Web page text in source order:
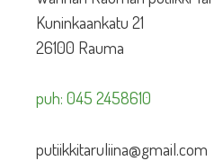
Kuninkaankatu 21
26100 Rauma
puh: 045 2458610
putiikkitaruliina@gmail.com